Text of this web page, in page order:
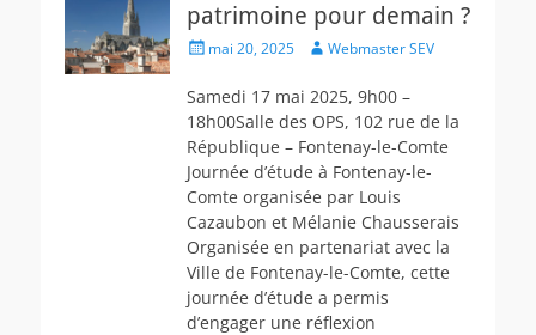
patrimoine pour demain ?
Postedmai 20, 2025 AuthorWebmaster SEV
Samedi 17 mai 2025, 9h00 –
18h00Salle des OPS, 102 rue de la
République – Fontenay-le-Comte
Journée d’étude à Fontenay-le-
Comte organisée par Louis
Cazaubon et Mélanie Chausserais
Organisée en partenariat avec la
Ville de Fontenay-le-Comte, cette
journée d’étude a permis
d’engager une réflexion